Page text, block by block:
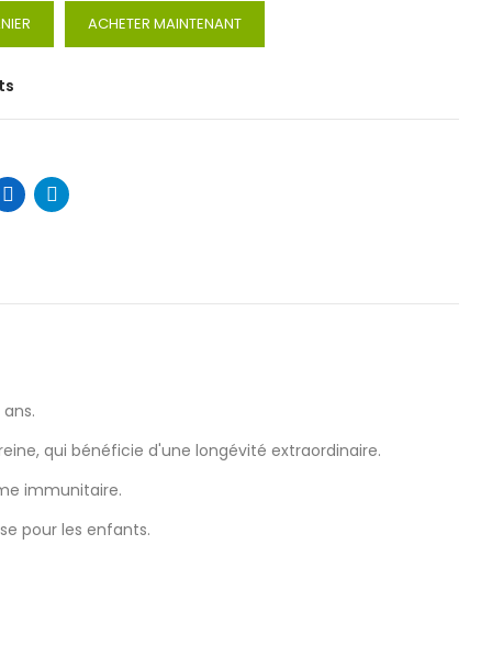
ACHETER MAINTENANT
qui bénéficie d'une longévité extraordinaire.
immunitaire.
pour les enfants.